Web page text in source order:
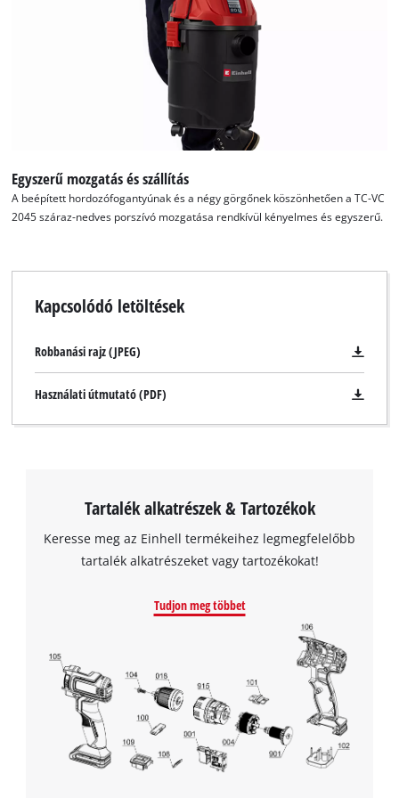
Powered byUsercentrics Consent
Management Platform
Egyszerű mozgatás és szállítás
A beépített hordozófogantyúnak és a négy görgőnek köszönhetően a TC-VC
2045 száraz-nedves porszívó mozgatása rendkívül kényelmes és egyszerű.
Kapcsolódó letöltések
Robbanási rajz (JPEG)
Használati útmutató (PDF)
Tartalék alkatrészek & Tartozékok
Keresse meg az Einhell termékeihez legmegfelelőbb
tartalék alkatrészeket vagy tartozékokat!
Tudjon meg többet